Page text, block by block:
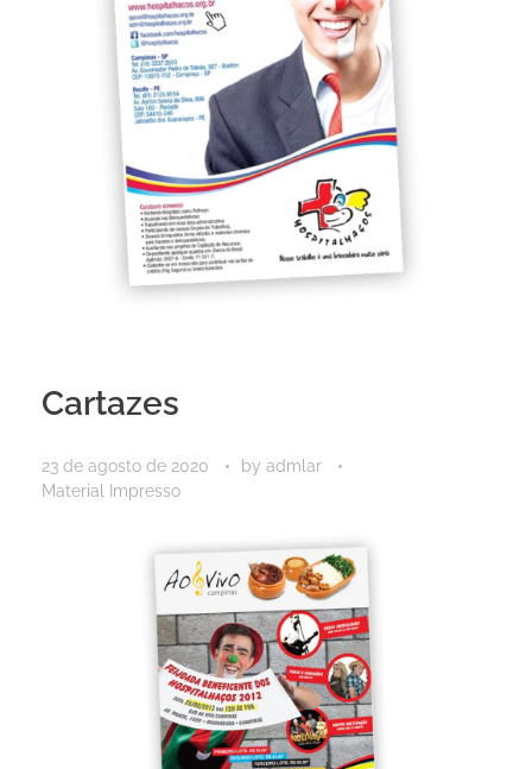
Cartazes
23 de agosto de 2020 by admlar
Material Impresso